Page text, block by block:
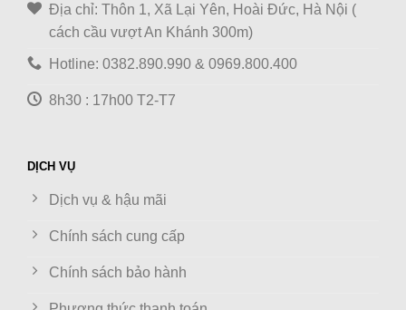
Địa chỉ: Thôn 1, Xã Lại Yên, Hoài Đức, Hà Nội (
cách cầu vượt An Khánh 300m)
Hotline: 0382.890.990 & 0969.800.400
8h30 : 17h00 T2-T7
DỊCH VỤ
Dịch vụ & hậu mãi
Chính sách cung cấp
Chính sách bảo hành